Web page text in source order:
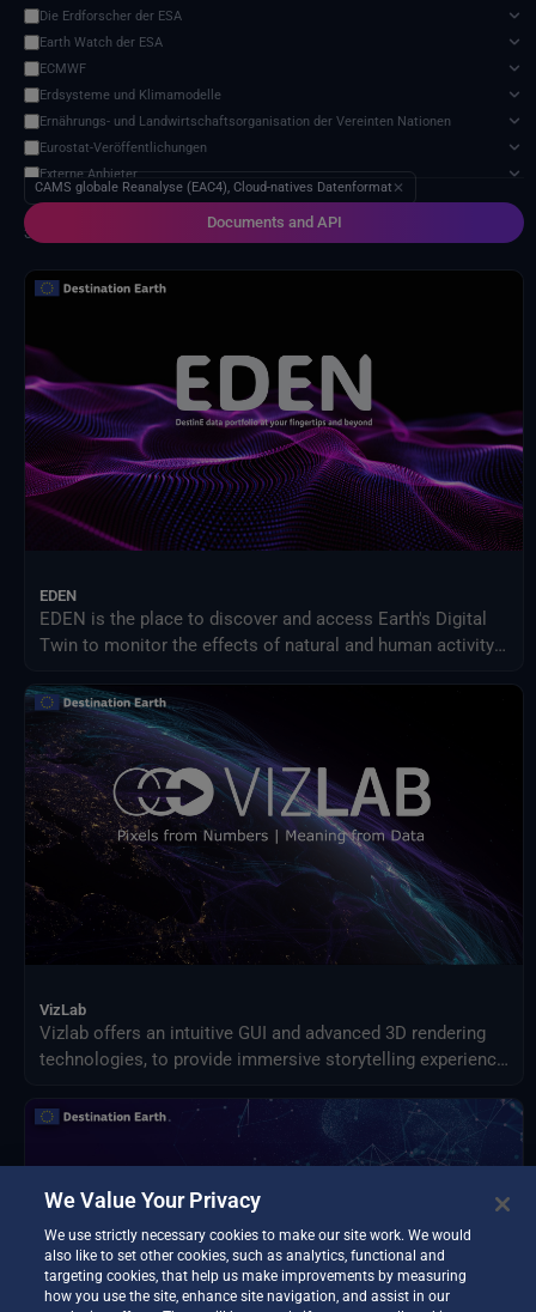
Die Erdforscher der ESA
Earth Watch der ESA
ECMWF
Erdsysteme und Klimamodelle
Ernährungs- und Landwirtschaftsorganisation der Vereinten Nationen
Eurostat-Veröffentlichungen
Externe Anbieter
Harvic Service Landwirtschaftliche Überwachung und Verwaltung
NASA-Programm für Geowissenschaften
Projekt zum Vergleich sektorübergreifender Wirkungsmodelle (ISIMIP)
SEEDS-Dienstdatenindikatoren
USGS EROS-Archiv
Verteiltes Aktives Archivzentrum für Landprozesse der NASA
Zwischenstaatlicher Ausschuss für Klimawandel (IPCC)
Documents and API
CAMS globale Reanalyse (EAC4), Cloud-natives Datenformat ✕
3 services found
EDEN
EDEN is the place to discover and access Earth's Digital
Twin to monitor the effects of natural and human activity
policies to climate-related challenges.
VizLab
Vizlab offers an intuitive GUI and advanced 3D rendering
technologies, to provide immersive storytelling experience
complex data sets accessible and understandable to a
We Value Your Privacy
We use strictly necessary cookies to make our site work. We would
also like to set other cookies, such as analytics, functional and
targeting cookies, that help us make improvements by measuring
how you use the site, enhance site navigation, and assist in our